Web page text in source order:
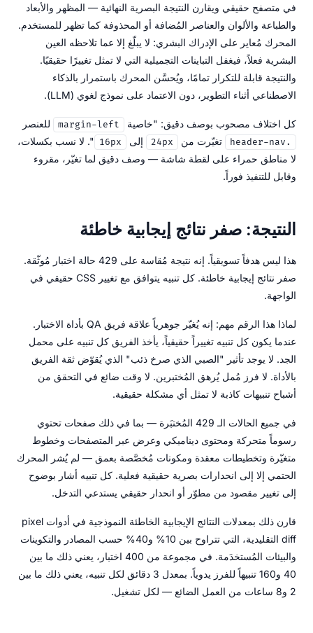
في متصفح حقيقي ويقارن النتيجة البصرية النهائية — المظهر والأبعاد
والطباعة والألوان والعناصر المُضافة أو المحذوفة كما تظهر للمستخدم.
المحرك مُعاير على الإدراك البشري: لا يبلّغ إلا عما تلاحظه العين
البشرية فعلاً، فيغفل التباينات التجميلية التي لا تمثل تغييرًا حقيقيًا.
والنتيجة قابلة للتكرار تمامًا، ويُحسَّن المحرك باستمرار بالذكاء
الاصطناعي أثناء التطوير، دون الاعتماد على نموذج لغوي (LLM).
كل اختلاف مصحوب بوصف دقيق: "خاصية margin-left للعنصر
.header-nav تغيّرت من 24px إلى 16px
". لا نسب بكسلات،
لا مناطق حمراء على لقطة شاشة — وصف دقيق لما تغيّر، مقروء
وقابل للتنفيذ فوراً.
النتيجة: صفر نتائج إيجابية خاطئة
هذا ليس هدفاً تسويقياً. إنه نتيجة مُقاسة على 429 حالة اختبار مُوثّقة.
صفر نتائج إيجابية خاطئة. كل تنبيه يتوافق مع تغيير CSS حقيقي في
الواجهة.
لماذا هذا الرقم مهم: إنه يُغيّر جوهرياً علاقة فريق QA بأداة الاختبار.
عندما يكون كل تنبيه تغييراً حقيقياً، يأخذ الفريق كل تنبيه على محمل
الجد. لا يوجد تأثير "الصبي الذي صرخ ذئب" الذي يُقوّض ثقة الفريق
بالأداة. لا فرز مُمل يُرهق المُختبرين. لا وقت ضائع في التحقق من
أشباح تنبيهات كاذبة لا تمثل أي مشكلة حقيقية.
في جميع الحالات الـ 429 المُختبَرة — بما في ذلك صفحات تحتوي
رسوماً متحركة ومحتوى ديناميكي وعرض عبر المتصفحات وخطوط
متغيّرة وتخطيطات معقدة ومكونات مُخصَّصة بعمق — لم يُشر المحرك
الحتمي إلا إلى انحدارات بصرية حقيقية فعلية. كل تنبيه أشار بوضوح
إلى تغيير مقصود من مطوّر أو انحدار حقيقي يستدعي التدخل.
قارن ذلك بمعدلات النتائج الإيجابية الخاطئة النموذجية في أدوات pixel
diff التقليدية، التي تتراوح بين 10% و40% حسب المصادر والتكوينات
والبيئات المُستخدَمة. في مجموعة من 400 اختبار، يعني ذلك ما بين
40 و160 تنبيهاً للفرز يدوياً. بمعدل 3 دقائق لكل تنبيه، يعني ذلك ما بين
2 و8 ساعات من العمل الضائع — لكل تشغيل.